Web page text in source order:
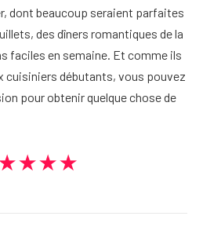
dont beaucoup seraient parfaites
des dîners romantiques de la
faciles en semaine. Et comme ils
cuisiniers débutants, vous pouvez
pour obtenir quelque chose de